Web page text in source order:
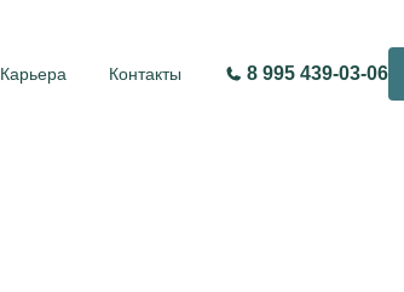
Карьера Контакты 8 995 439-03-06